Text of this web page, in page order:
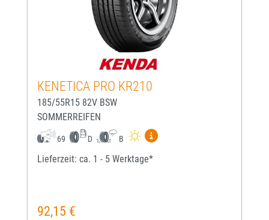
KENETICA PRO KR210
185/55R15 82V BSW
SOMMERREIFEN
69 D B
Mehr Informationen zum
Lieferzeit: ca. 1 - 5 Werktage*
Regulärer Preis:
92,15 €